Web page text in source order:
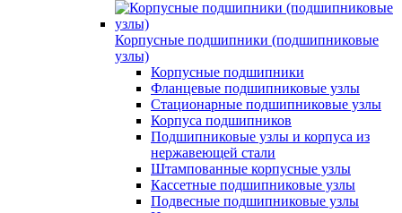
Корпусные подшипники (подшипниковые
узлы)
Корпусные подшипники
Фланцевые подшипниковые узлы
Стационарные подшипниковые узлы
Корпуса подшипников
Подшипниковые узлы и корпуса из
нержавеющей стали
Штампованные корпусные узлы
Кассетные подшипниковые узлы
Подвесные подшипниковые узлы